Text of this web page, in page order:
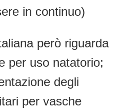
in continuo)
però riguarda
per uso natatorio;
degli
per vasche